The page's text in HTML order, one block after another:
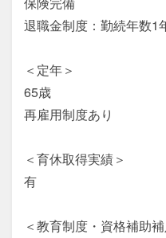
退職金制度：勤続年数1
＜定年＞
65歳
再雇用制度あり
＜育休取得実績＞
有
＜教育制度・資格補助補